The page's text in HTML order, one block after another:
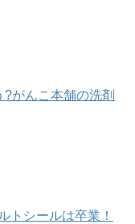
?がんこ本舗の洗剤
トシールは卒業！